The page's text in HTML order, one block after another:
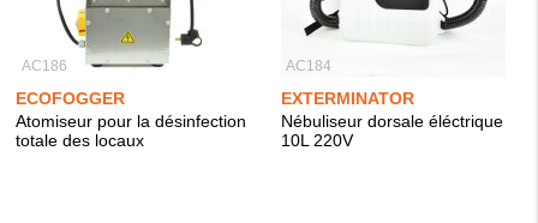
AC186
ECOFOGGER
Atomiseur pour la désinfection
totale des locaux
AC184
EXTERMINATOR
Nébuliseur dorsale éléctrique
10L 220V